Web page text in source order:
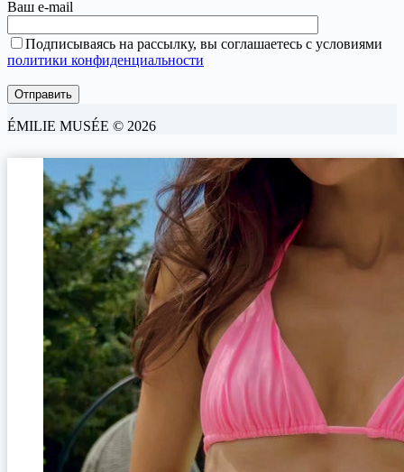
Ваш e-mail
Подписываясь на рассылку, вы соглашаетесь с условиями
политики конфиденциальности
ÉMILIE MUSÉE © 2026